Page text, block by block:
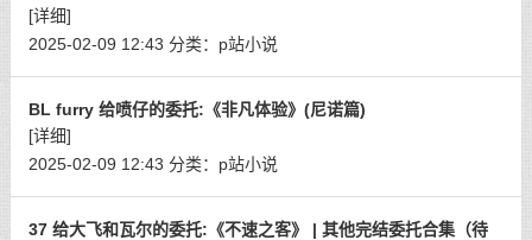
[详细]
2025-02-09 12:43 分类： p站小说
BL furry 给喷仔的委托:《非凡体验》(尼诺篇)
[详细]
2025-02-09 12:43 分类： p站小说
37 给大飞和瓦尔的委托:《不速之客》 | 其他完结委托合集（待